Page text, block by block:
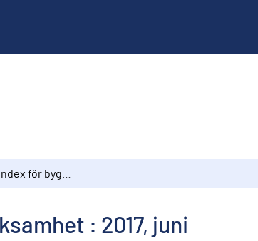
: 2017, juni